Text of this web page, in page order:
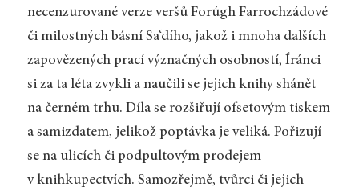
necenzurované verze veršů Forúgh Farrochzádové
či milostných básní Sa‘dího, jakož i mnoha dalších
zapovězených prací význačných osobností, Íránci
si za ta léta zvykli a naučili se jejich knihy shánět
na černém trhu. Díla se rozšiřují ofsetovým tiskem
a samizdatem, jelikož poptávka je veliká. Pořizují
se na ulicích či podpultovým prodejem
v knihkupectvích. Samozřejmě, tvůrci či jejich